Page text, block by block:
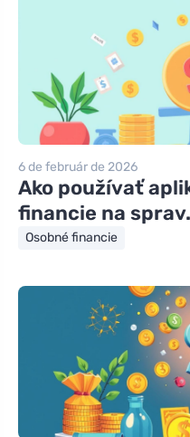
6 de február de 2026
Ako používať
financie na
Osobné financie